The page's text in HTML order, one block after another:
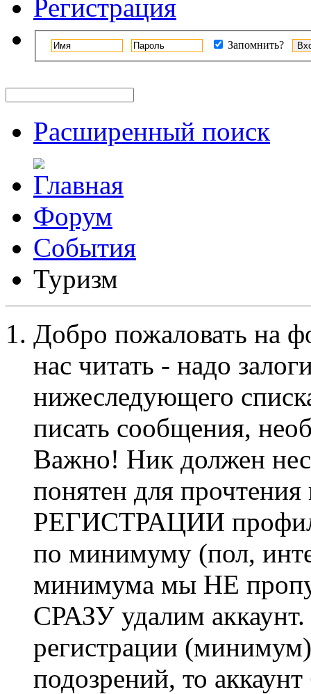
Регистрация
Запомнить?
Расширенный поиск
Форум
События
Туризм
Добро пожаловать на
нас читать - надо
нижеследующего
писать сообщения,
Важно! Ник должен
понятен для
РЕГИСТРАЦИИ профиль
по минимуму (пол,
минимума мы НЕ
СРАЗУ удалим
регистрации
подозрений, то